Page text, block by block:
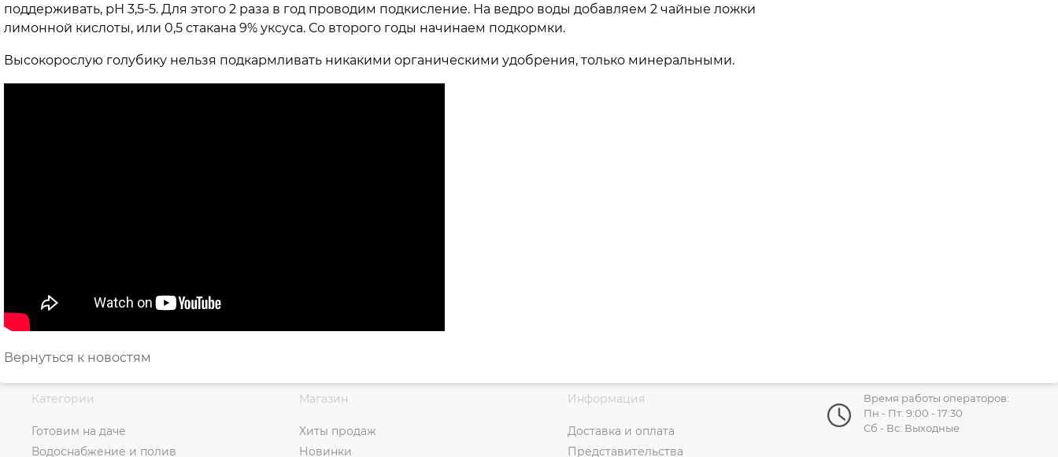
поддерживать, рН 3,5-5. Для этого 2 раза в год проводим подкисление. На ведро воды добавляем 2 чайные ложки
лимонной кислоты, или 0,5 стакана 9% уксуса. Со второго годы начинаем подкормки.
Высокорослую голубику нельзя подкармливать никакими органическими удобрения, только минеральными.
Вернуться к новостям
Категории
Готовим на даче
Водоснабжение и полив
Магазин
Хиты продаж
Новинки
Информация
Доставка и оплата
Представительства
Время работы операторов:
Пн - Пт: 9:00 - 17:30
Сб - Вс: Выходные